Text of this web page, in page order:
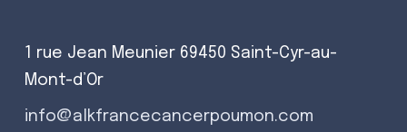
1 rue Jean Meunier 69450 Saint-Cyr-au-
Mont-d’Or
info@alkfrancecancerpoumon.com